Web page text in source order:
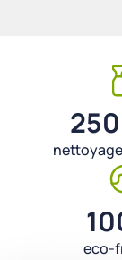
eco-